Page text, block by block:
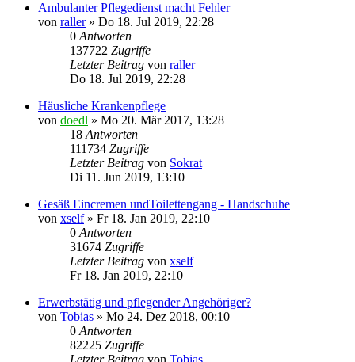
Ambulanter Pflegedienst macht Fehler
von raller» Do 18. Jul 2019, 22:28
0 Antworten
137722 Zugriffe
Letzter Beitrag von raller
Do 18. Jul 2019, 22:28
Häusliche Krankenpflege
von doedl » Mo 20. Mär 2017, 13:28
18 Antworten
111734 Zugriffe
Letzter Beitrag von Sokrat
Di 11. Jun 2019, 13:10
Gesäß Eincremen undToilettengang - Handschuhe
von xself» Fr 18. Jan 2019, 22:10
0 Antworten
31674 Zugriffe
Letzter Beitrag von xself
Fr 18. Jan 2019, 22:10
Erwerbstätig und pflegender Angehöriger?
von Tobias » Mo 24. Dez 2018, 00:10
0 Antworten
82225 Zugriffe